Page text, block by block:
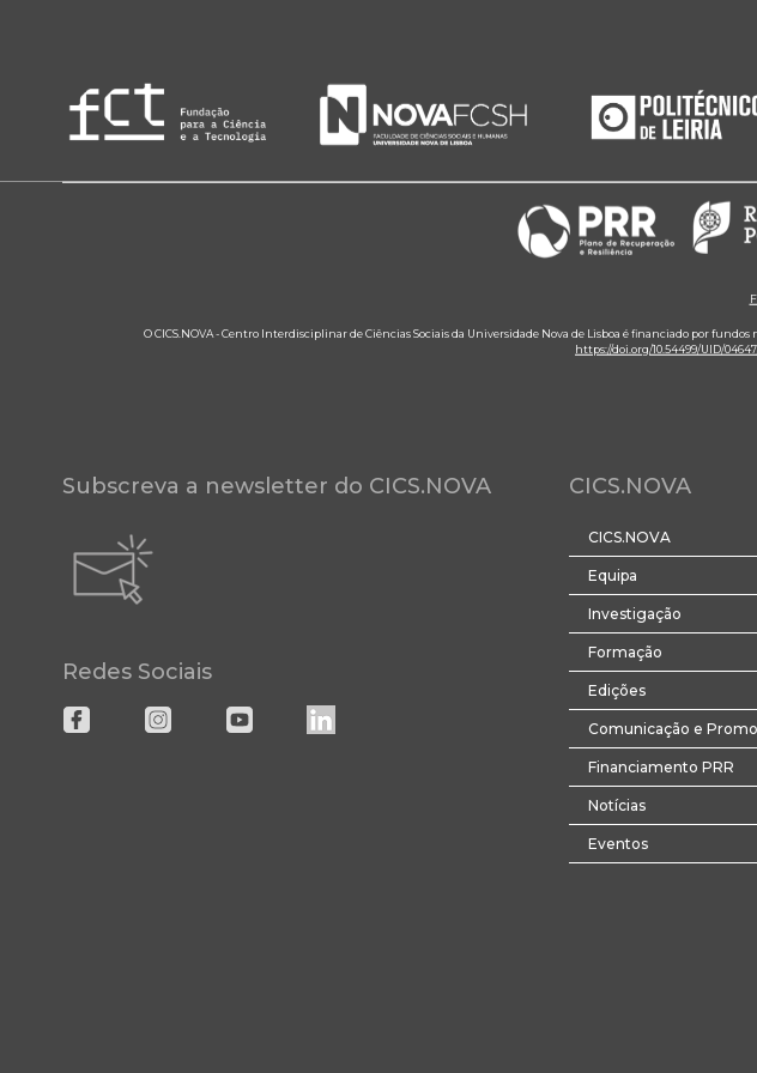
O CICS.NOVA - Centro Interdisciplinar de Ciências Sociais da Universidade Nova de Lisboa é financiado por
https://doi.org/10.54499/UID/
Subscreva a newsletter do CICS.NOVA
Redes Sociais
CICS.NOVA
CICS.NOVA
Equipa
Investigação
Formação
Edições
Comunicação e
Financiamento PRR
Notícias
Eventos